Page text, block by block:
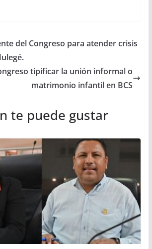
del Congreso para atender crisis
tipificar la unión informal o
matrimonio infantil en BCS
te puede gustar